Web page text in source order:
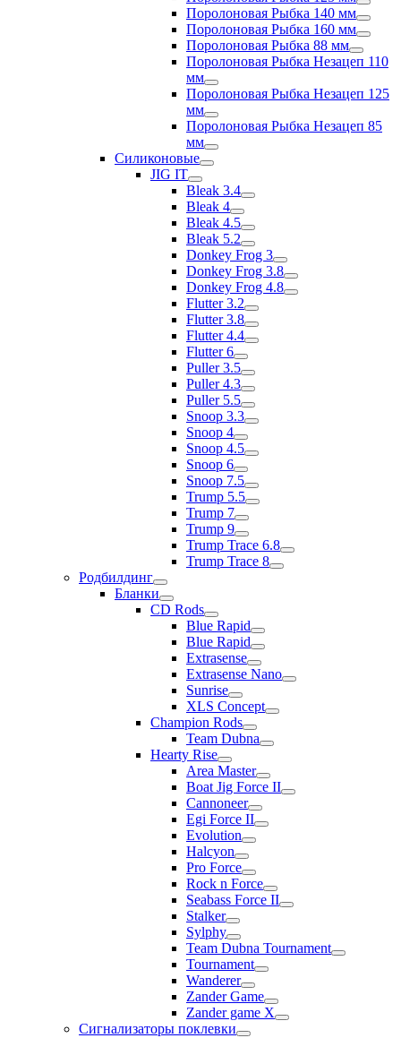
Поролоновая Рыбка 140 мм
Поролоновая Рыбка 160 мм
Поролоновая Рыбка 88 мм
Поролоновая Рыбка Незацеп 110
мм
Поролоновая Рыбка Незацеп 125
мм
Поролоновая Рыбка Незацеп 85
мм
Силиконовые
JIG IT
Bleak 3.4
Bleak 4
Bleak 4.5
Bleak 5.2
Donkey Frog 3
Donkey Frog 3.8
Donkey Frog 4.8
Flutter 3.2
Flutter 3.8
Flutter 4.4
Flutter 6
Puller 3.5
Puller 4.3
Puller 5.5
Snoop 3.3
Snoop 4
Snoop 4.5
Snoop 6
Snoop 7.5
Trump 5.5
Trump 7
Trump 9
Trump Trace 6.8
Trump Trace 8
Родбилдинг
Бланки
CD Rods
Blue Rapid
Blue Rapid
Extrasense
Extrasense Nano
Sunrise
XLS Concept
Champion Rods
Team Dubna
Hearty Rise
Area Master
Boat Jig Force II
Cannoneer
Egi Force II
Evolution
Halcyon
Pro Force
Rock n Force
Seabass Force II
Stalker
Sylphy
Team Dubna Tournament
Tournament
Wanderer
Zander Game
Zander game X
Сигнализаторы поклевки